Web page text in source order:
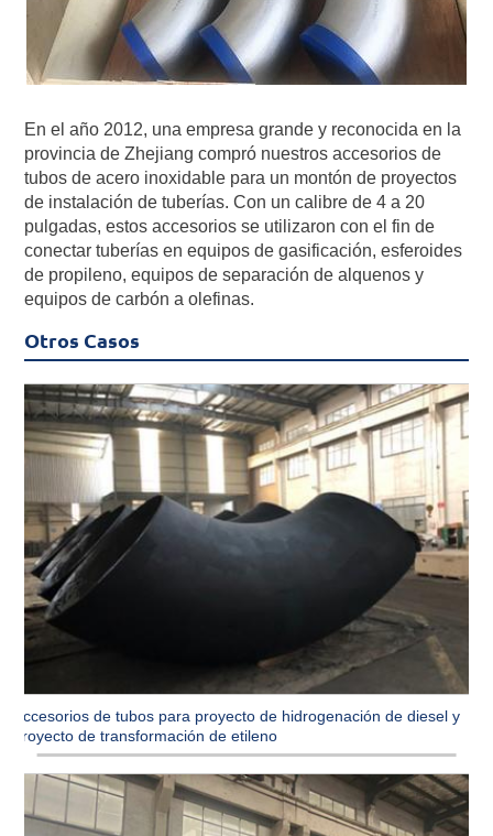
En el año 2012, una empresa grande y reconocida en la
provincia de Zhejiang compró nuestros accesorios de
tubos de acero inoxidable para un montón de proyectos
de instalación de tuberías. Con un calibre de 4 a 20
pulgadas, estos accesorios se utilizaron con el fin de
conectar tuberías en equipos de gasificación, esferoides
de propileno, equipos de separación de alquenos y
equipos de carbón a olefinas.
Otros Casos
Accesorios de tubos para proyecto de hidrogenación de diesel y
proyecto de transformación de etileno